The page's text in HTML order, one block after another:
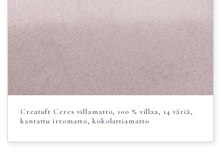
Creatuft Ceres villamatto, 100 % villaa, 14 väriä,
kantattu irtomatto, kokolattiamatto